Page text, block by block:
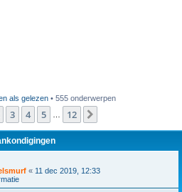
als gelezen• 555 onderwerpen
van 12
3 4 5 12
« 11 dec 2019, 12:33